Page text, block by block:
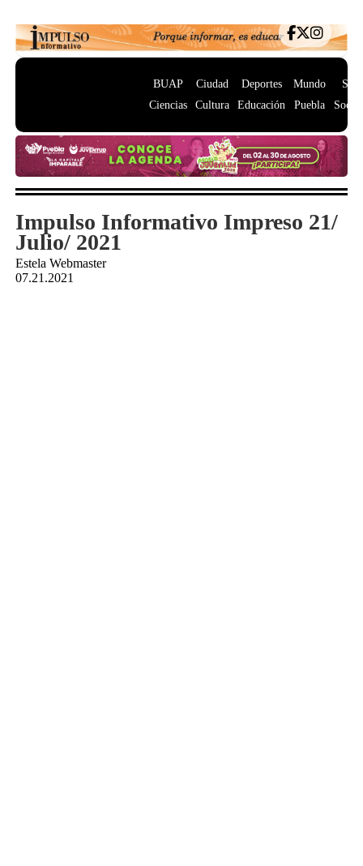
BUAP
Ciencias
Ciudad
Cultura
Deportes
Educación
Mundo
Puebla
Impulso Informativo Impreso 21/
Julio/ 2021
Estela Webmaster
07.21.2021